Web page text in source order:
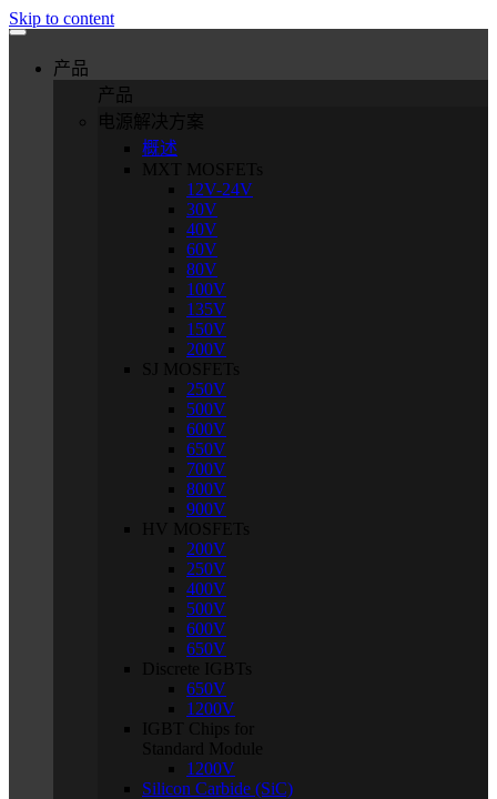
Skip to content
产品
产品
电源解决方案
概述
MXT MOSFETs
12V-24V
30V
40V
60V
80V
100V
135V
150V
200V
SJ MOSFETs
250V
500V
600V
650V
700V
800V
900V
HV MOSFETs
200V
250V
400V
500V
600V
650V
Discrete IGBTs
650V
1200V
IGBT Chips for
Standard Module
1200V
Silicon Carbide (SiC)